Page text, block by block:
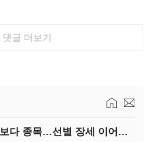
댓글 더보기
(주간증시전망)지수보다 종목…선별 장세 이어진다